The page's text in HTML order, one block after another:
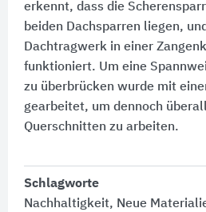
erkennt, dass die
beiden Dachsparren liegen,
Dachtragwerk in einer
funktioniert. Um eine
zu überbrücken wurde mit
gearbeitet, um dennoch
Querschnitten zu arbeiten.
Schlagworte
Nachhaltigkeit, Neue